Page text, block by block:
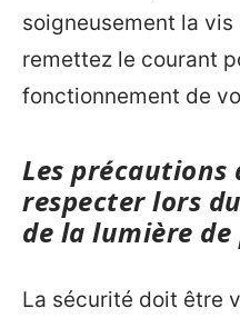
soigneusement la
remettez le courant
fonctionnement de
Les précautions
respecter lors
de la lumière de
La sécurité doit être